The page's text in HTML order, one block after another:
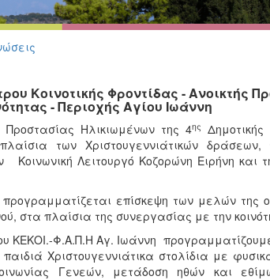
Κοινοτικής Φροντίδας - Ανοικτής
- Περιοχής Αγίου Ιωάννη
Προστασίας Ηλικιωμένων της 4ης
των Χριστουγεννιάτικών δράσεων,
Λειτουργό Κοζορώνη Ειρήνη και
επίσκεψη των μελών της
στα πλαίσια της συνεργασίας με την
ΚΕΚΟΙ.-Φ.Α.Π.Η Αγ. Ιωάννη
Χριστουγεννιάτικα στολίδια με
Γενεών, μετάδοση ηθών και